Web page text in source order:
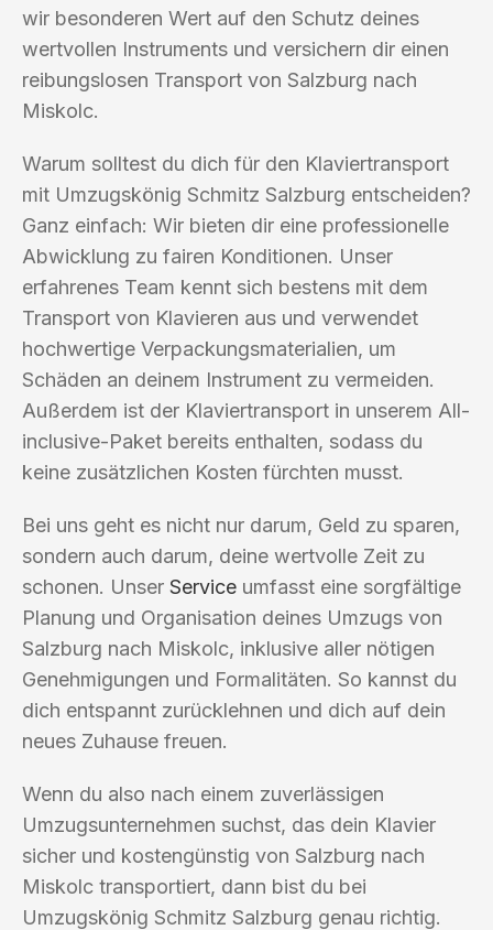
wir besonderen Wert auf den Schutz deines
wertvollen Instruments und versichern dir einen
reibungslosen Transport von Salzburg nach
Miskolc.
Warum solltest du dich für den Klaviertransport
mit Umzugskönig Schmitz Salzburg entscheiden?
Ganz einfach: Wir bieten dir eine professionelle
Abwicklung zu fairen Konditionen. Unser
erfahrenes Team kennt sich bestens mit dem
Transport von Klavieren aus und verwendet
hochwertige Verpackungsmaterialien, um
Schäden an deinem Instrument zu vermeiden.
Außerdem ist der Klaviertransport in unserem All-
inclusive-Paket bereits enthalten, sodass du
keine zusätzlichen Kosten fürchten musst.
Bei uns geht es nicht nur darum, Geld zu sparen,
sondern auch darum, deine wertvolle Zeit zu
schonen. Unser Service umfasst eine sorgfältige
Planung und Organisation deines Umzugs von
Salzburg nach Miskolc, inklusive aller nötigen
Genehmigungen und Formalitäten. So kannst du
dich entspannt zurücklehnen und dich auf dein
neues Zuhause freuen.
Wenn du also nach einem zuverlässigen
Umzugsunternehmen suchst, das dein Klavier
sicher und kostengünstig von Salzburg nach
Miskolc transportiert, dann bist du bei
Umzugskönig Schmitz Salzburg genau richtig.